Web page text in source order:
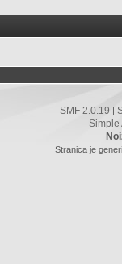
SMF 2.0.19 |
Simple
Stranica je